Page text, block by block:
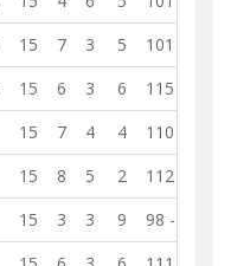
15 7 3 5
101 - 102
15 6 3 6
115 - 113
15 7 4 4
110 - 105
15 8 5 2
112 - 97
15 3 3 9
98 - 109